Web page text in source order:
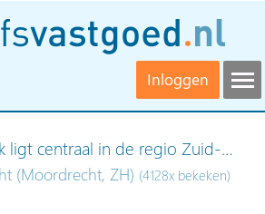
Inloggen
ligt centraal in de regio Zuid-…
(Moordrecht, ZH) (4128x bekeken)